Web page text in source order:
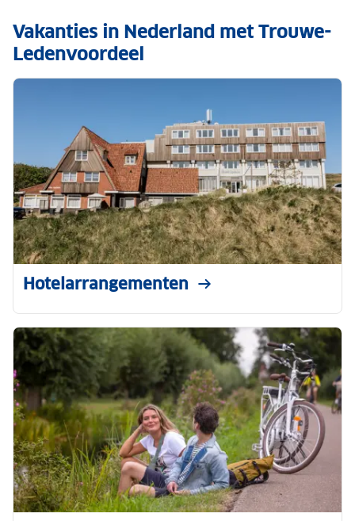
Vakanties in Nederland met Trouwe-
Ledenvoordeel
Hotelarrangementen